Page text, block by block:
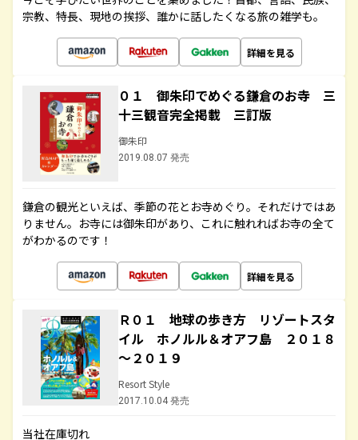
宗教、特長、現地の挨拶、誰かに話したくなる旅の雑学も。
詳細を見る
０１ 御朱印でめぐる鎌倉のお寺 三
十三観音完全掲載 三訂版
御朱印
2019.08.07 発売
鎌倉の観光といえば、季節の花とお寺めぐり。それだけではあ
りません。お寺には御朱印があり、これに触れればお寺の全て
がわかるのです！
詳細を見る
Ｒ０１ 地球の歩き方 リゾートスタ
イル ホノルル＆オアフ島 ２０１８
～２０１９
Resort Style
2017.10.04 発売
当社在庫切れ